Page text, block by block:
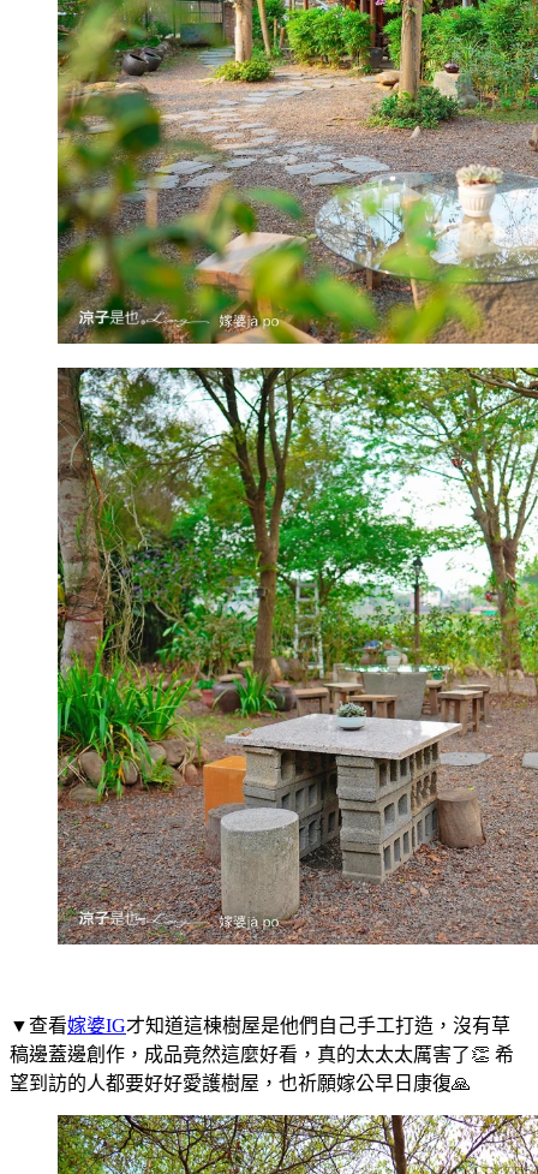
▼查看嫁婆IG才知道這棟樹屋是他們自己手工打造，沒有草
稿邊蓋邊創作，成品竟然這麼好看，真的太太太厲害了👏 希
望到訪的人都要好好愛護樹屋，也祈願嫁公早日康復🙏